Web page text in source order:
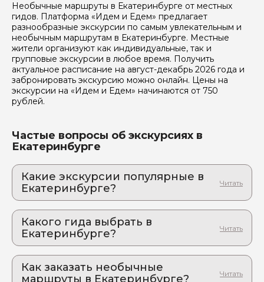
Необычные маршруты в Екатеринбурге от местных
гидов. Платформа «Идем и Едем» предлагает
разнообразные экскурсии по самым увлекательным и
необычным маршрутам в Екатеринбурге. Местные
жители организуют как индивидуальные, так и
групповые экскурсии в любое время. Получить
актуальное расписание на август-декабрь 2026 года и
забронировать экскурсию можно онлайн. Цены на
экскурсии на «Идем и Едем» начинаются от 750
рублей.
Частые вопросы об экскурсиях в
Екатеринбурге
Какие экскурсии популярные в
Екатеринбурге?
уральской столице без воды и скуки
Только самое интересное: честный рассказ о
городе с характером и лучшие ракурсы для
атмосферных фото
2. Вечерняя сказка Екатеринбурга: когда
небоскребы превращаются в драгоценные
Какого гида выбрать в
Екатеринбурге?
2. Рима.Л 651
Как заказать необычные
маршруты в Екатеринбурге?